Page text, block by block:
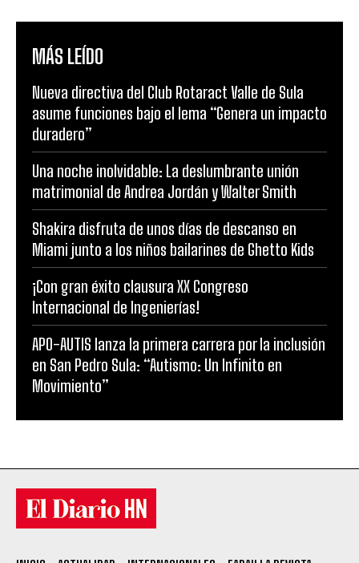
MÁS LEÍDO
Nueva directiva del Club Rotaract Valle de Sula
asume funciones bajo el lema “Genera un impacto
duradero”
Una noche inolvidable: La deslumbrante unión
matrimonial de Andrea Jordán y Walter Smith
Shakira disfruta de unos días de descanso en
Miami junto a los niños bailarines de Ghetto Kids
¡Con gran éxito clausura XX Congreso
Internacional de Ingenierías!
APO-AUTIS lanza la primera carrera por la inclusión
en San Pedro Sula: “Autismo: Un Infinito en
Movimiento”